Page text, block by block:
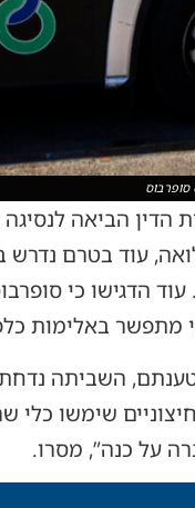
סופרבוס
הדין הביאה
עוד בטרם נדרש
הדגישו כי
באלימות
לטענתם, השביתה
שימשו כלי
על כנה”, מסרו.